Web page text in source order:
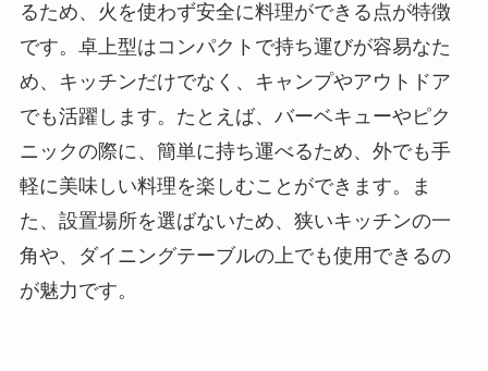
るため、火を使わず安全に料理ができる点が特徴
です。卓上型はコンパクトで持ち運びが容易なた
め、キッチンだけでなく、キャンプやアウトドア
でも活躍します。たとえば、バーベキューやピク
ニックの際に、簡単に持ち運べるため、外でも手
軽に美味しい料理を楽しむことができます。ま
た、設置場所を選ばないため、狭いキッチンの一
角や、ダイニングテーブルの上でも使用できるの
が魅力です。